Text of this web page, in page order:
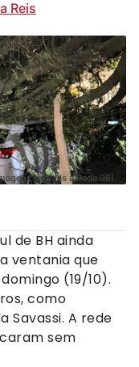
Reis
cedidas à Rede 98)
de BH ainda
ventania que
(19/10).
como
Savassi. A rede
sem